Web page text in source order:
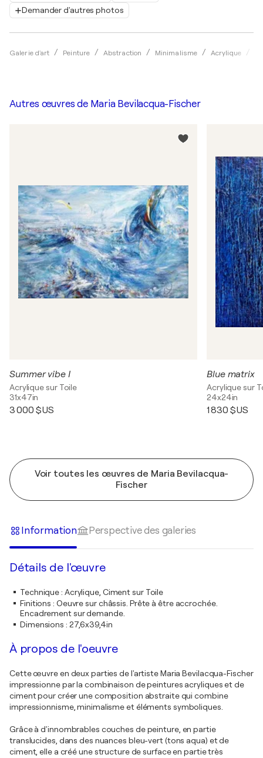
Demander d'autres photos
Galerie d'art Peinture Abstraction Minimalisme Acrylique
Autres œuvres de Maria Bevilacqua-Fischer
Summer vibe I
Acrylique sur Toile
31x47in
3 000 $US
Blue matrix
Acrylique sur
24x24in
1 830 $US
Voir toutes les œuvres de Maria Bevilacqua-
Fischer
Information Perspective des galeries
Détails de l'œuvre
Technique: Acrylique, Ciment sur Toile
Finitions : Oeuvre sur châssis. Prête à être accrochée.
Encadrement sur demande.
Dimensions : 27,6x39,4in
À propos de l'oeuvre
Cette œuvre en deux parties de l'artiste Maria Bevilacqua-Fischer
impressionne par la combinaison de peintures acryliques et de
ciment pour créer une composition abstraite qui combine
impressionnisme, minimalisme et éléments symboliques.
Grâce à d'innombrables couches de peinture, en partie
translucides, dans des nuances bleu-vert (tons aqua) et de
ciment, elle a créé une structure de surface en partie très